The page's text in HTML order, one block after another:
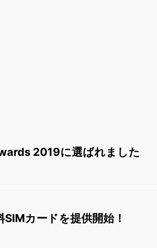
2019に選ばれました
カードを提供開始！